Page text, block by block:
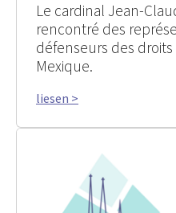
Le cardinal Jean-
rencontré des
défenseurs des
Mexique.
liesen >